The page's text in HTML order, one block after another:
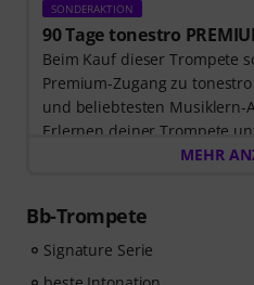
SONDERAKTION
90 Tage tonestro
Beim Kauf dieser Trompete
Premium-Zugang zu
und beliebtesten Musiklern-
Erlernen deiner Trompete
zum Vergnügen wird.
270 zielgerichteten Übungen
Das interaktive Live-
beim Spielen zu, analysiert
MEHR
Bb-Trompete
Signature Serie